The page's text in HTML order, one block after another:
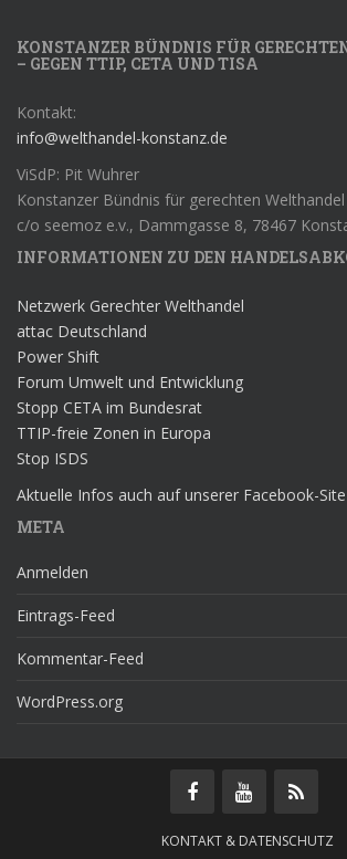
KONSTANZER BÜNDNIS FÜR
– GEGEN TTIP, CETA UND TISA
Kontakt:
info@welthandel-konstanz.de
ViSdP: Pit Wuhrer
Konstanzer Bündnis für gerechten Welthandel
c/o seemoz e.v., Dammgasse 8, 78467
INFORMATIONEN ZU DEN
Netzwerk Gerechter Welthandel
attac Deutschland
Power Shift
Forum Umwelt und Entwicklung
Stopp CETA im Bundesrat
TTIP-freie Zonen in Europa
Stop ISDS
Aktuelle Infos auch auf unserer Facebook-Site
META
Anmelden
Eintrags-Feed
Kommentar-Feed
WordPress.org
KONTAKT & DATENSCHUTZ